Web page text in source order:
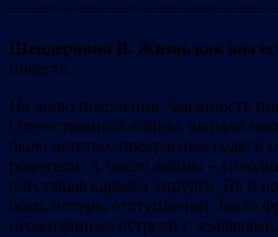
Шендерович В. Жизнь как она
повесть.
На долю поколения, чья юность
Отечественной войны, выпало
было детство, прекрасные годы в
родители. А после войны –
блестящая карьера хирурга. Да и
боев, потерь, отступлений. Было
неожиданные встречи с земляками.